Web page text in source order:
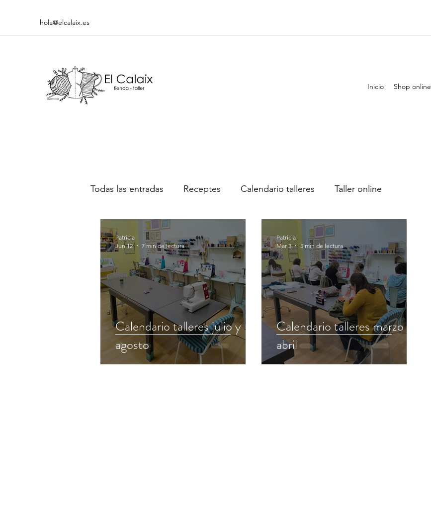
hola@elcalaix.es
Inicio Shop online
Todas las entradas Receptes Calendario talleres Taller online
Calendario talleres julio y
agosto
Patrícia
Jun 12
7 min de lectura
Calendario talleres marzo y
abril
Patrícia
Mar 3
5 min de lectura